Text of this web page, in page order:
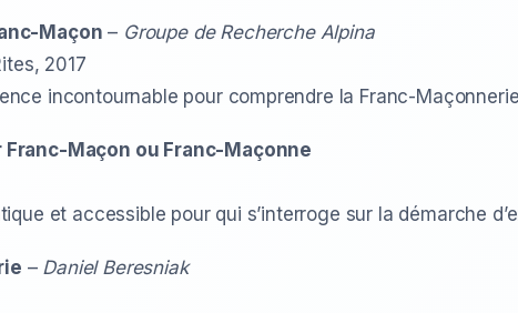
Maçon – Groupe de Recherche Alpina
2017
incontournable pour comprendre la Franc-
Maçon ou Franc-Maçonne
et accessible pour qui s’interroge sur la démarche
– Daniel Beresniak